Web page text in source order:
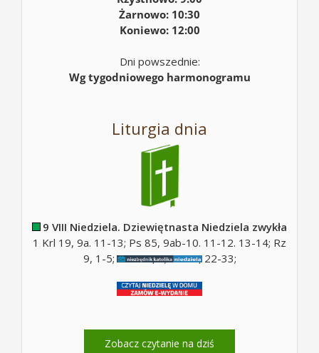
Żarnowo: 10:30
Koniewo: 12:00
Dni powszednie:
Wg tygodniowego harmonogramu
Liturgia dnia
9 VIII Niedziela. Dziewiętnasta Niedziela zwykła
1 Krl 19, 9a. 11-13; Ps 85, 9ab-10. 11-12. 13-14; Rz
9, 1-5; Ps 130, 5; Mt 14, 22-33;
Zobacz czytanie na dziś